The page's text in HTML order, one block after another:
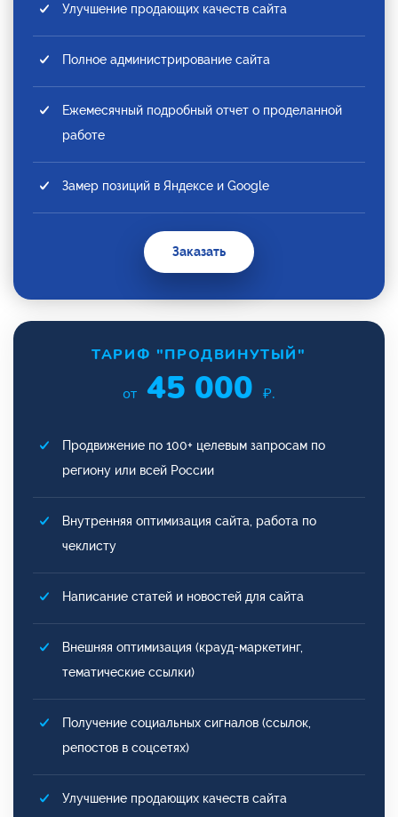
Улучшение продающих качеств сайта
Полное администрирование сайта
Ежемесячный подробный отчет о проделанной
работе
Замер позиций в Яндексе и Google
Заказать
ТАРИФ "ПРОДВИНУТЫЙ"
от 45 000 ₽.
Продвижение по 100+ целевым запросам по
региону или всей России
Внутренняя оптимизация сайта, работа по
чеклисту
Написание статей и новостей для сайта
Внешняя оптимизация (крауд-маркетинг,
тематические ссылки)
Получение социальных сигналов (ссылок,
репостов в соцсетях)
Улучшение продающих качеств сайта